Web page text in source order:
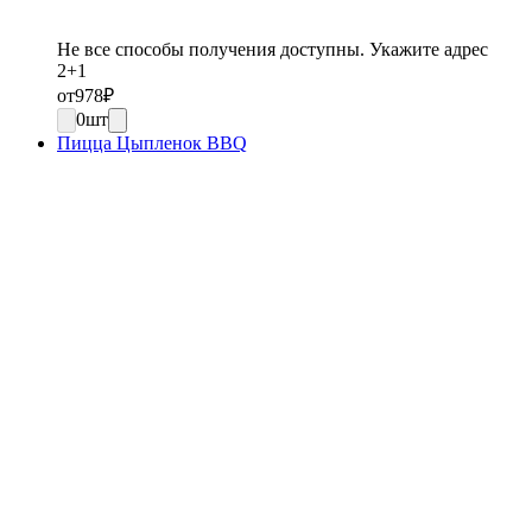
Не все способы получения доступны. Укажите адрес
2+1
от978₽
0шт
Пицца Цыпленок BBQ